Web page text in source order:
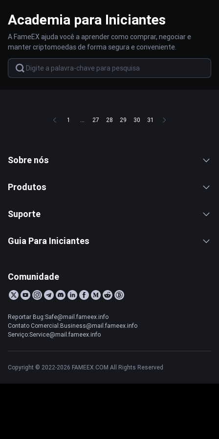
Academia para Iniciantes
A FameEX ajuda você a aprender como comprar, negociar e
manter criptomoedas de forma segura e conveniente.
1 ... 27 28 29 30 31
Sobre nós
Produtos
Suporte
Guia Para Iniciantes
Comunidade
Reportar Bug:Safe@mail.fameex.info
Contato Comercial:Business@mail.fameex.info
Serviço:Service@mail.fameex.info
Copyright © 2022-2026 FAMEEX.COM All Rights Reserved